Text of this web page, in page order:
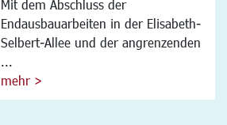
Mit dem Abschluss der
Endausbauarbeiten in der Elisabeth-
Selbert-Allee und der angrenzenden
...
mehr >